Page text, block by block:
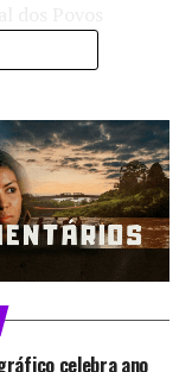
e
de forma
Ashaninka,
se
povo, mas
Brasil 2025 e
celebra ano